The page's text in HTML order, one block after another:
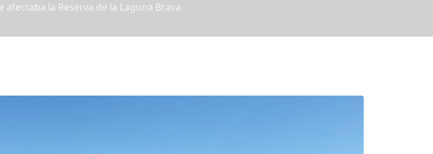
la Reserva de la Laguna Brava